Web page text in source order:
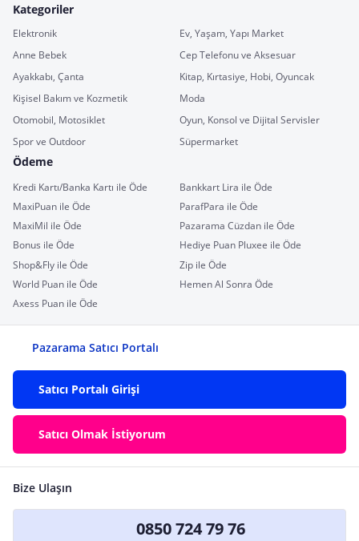
Kategoriler
Elektronik
Ev, Yaşam, Yapı Market
Anne Bebek
Cep Telefonu ve Aksesuar
Ayakkabı, Çanta
Kitap, Kırtasiye, Hobi, Oyuncak
Kişisel Bakım ve Kozmetik
Moda
Otomobil, Motosiklet
Oyun, Konsol ve Dijital Servisler
Spor ve Outdoor
Süpermarket
Ödeme
Kredi Kartı/Banka Kartı ile Öde
Bankkart Lira ile Öde
MaxiPuan ile Öde
ParafPara ile Öde
MaxiMil ile Öde
Pazarama Cüzdan ile Öde
Bonus ile Öde
Hediye Puan Pluxee ile Öde
Shop&Fly ile Öde
Zip ile Öde
World Puan ile Öde
Hemen Al Sonra Öde
Axess Puan ile Öde
Pazarama Satıcı Portalı
Satıcı Portalı Girişi
Satıcı Olmak İstiyorum
Bize Ulaşın
0850 724 79 76